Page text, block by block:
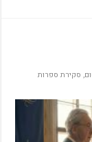
, סקירת ספרות